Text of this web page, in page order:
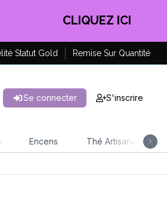
CLIQUEZ ICI
Statut Gold Remise Sur Quantité
Se connecter S'inscrire
Encens Thé Artisanal